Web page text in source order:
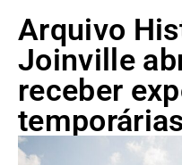
Arquivo
Joinville
receber